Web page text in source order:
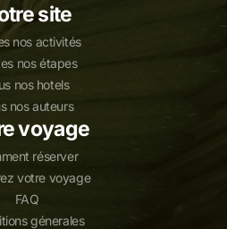
site
nos activités
nos étapes
nos hotels
nos auteurs
voyage
réserver
votre voyage
FAQ
génerales